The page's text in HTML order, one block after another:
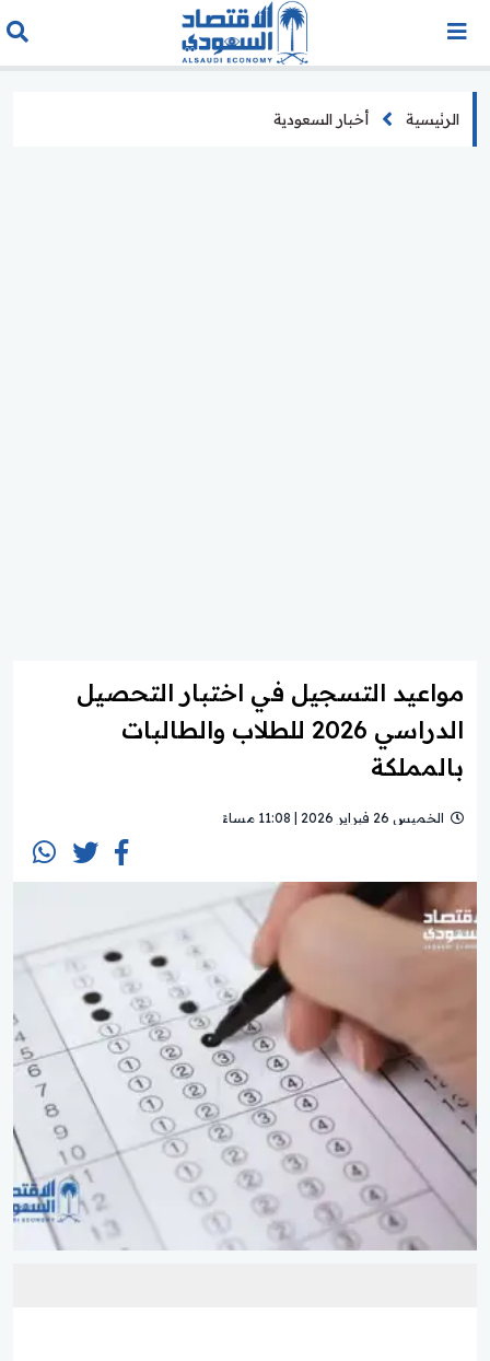
الرئيسية أخبار السعودية
مواعيد التسجيل في اختبار التحصيل
الدراسي 2026 للطلاب والطالبات
بالمملكة
الخميس 26 فبراير 2026 | 11:08 مساءً